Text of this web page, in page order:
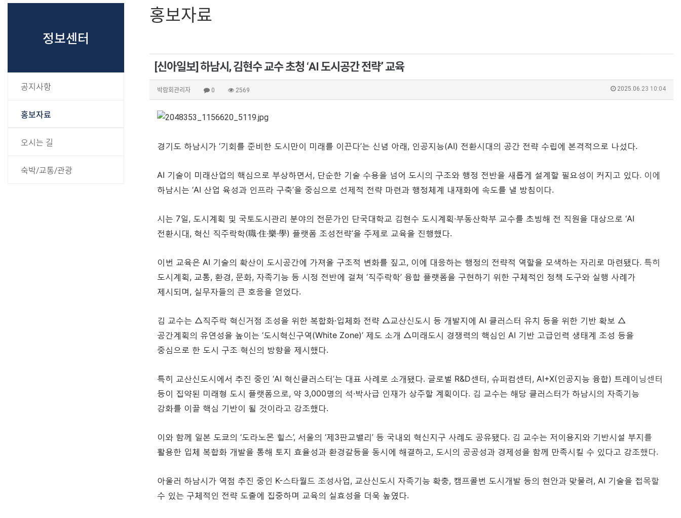
정보센터
공지사항
홍보자료
오시는 길
숙박/교통/관광
홍보자료
[신아일보] 하남시, 김현수 교수 초청 ‘AI 도시공간 전략’ 교육
박람회관리자 0 2569 2025.06.23 10:04
경기도 하남시가 ‘기회를 준비한 도시만이 미래를 이끈다’는 신념 아래, 인공지능(AI) 전환시대의 공간 전략 수립에 본격적으로 나섰다.
AI 기술이 미래산업의 핵심으로 부상하면서, 단순한 기술 수용을 넘어 도시의 구조와 행정 전반을 새롭게 설계할 필요성이 커지고 있다. 이에
하남시는 ‘AI 산업 육성과 인프라 구축’을 중심으로 선제적 전략 마련과 행정체계 내재화에 속도를 낼 방침이다.
시는 7일, 도시계획 및 국토도시관리 분야의 전문가인 단국대학교 김현수 도시계획·부동산학부 교수를 초빙해 전 직원을 대상으로 ‘AI
전환시대, 혁신 직주락학(職‧住‧樂‧學) 플랫폼 조성전략’을 주제로 교육을 진행했다.
이번 교육은 AI 기술의 확산이 도시공간에 가져올 구조적 변화를 짚고, 이에 대응하는 행정의 전략적 역할을 모색하는 자리로 마련됐다. 특히
도시계획, 교통, 환경, 문화, 자족기능 등 시정 전반에 걸쳐 ‘직주락학’ 융합 플랫폼을 구현하기 위한 구체적인 정책 도구와 실행 사례가
제시되며, 실무자들의 큰 호응을 얻었다.
김 교수는 △직주락 혁신거점 조성을 위한 복합화·입체화 전략 △교산신도시 등 개발지에 AI 클러스터 유치 등을 위한 기반 확보 △
공간계획의 유연성을 높이는 ‘도시혁신구역(White Zone)’ 제도 소개 △미래도시 경쟁력의 핵심인 AI 기반 고급인력 생태계 조성 등을
중심으로 한 도시 구조 혁신의 방향을 제시했다.
특히 교산신도시에서 추진 중인 ‘AI 혁신클러스터’는 대표 사례로 소개됐다. 글로벌 R&D센터, 슈퍼컴센터, AI+X(인공지능 융합) 트레이닝센터
등이 집약된 미래형 도시 플랫폼으로, 약 3,000명의 석·박사급 인재가 상주할 계획이다. 김 교수는 해당 클러스터가 하남시의 자족기능
강화를 이끌 핵심 기반이 될 것이라고 강조했다.
이와 함께 일본 도쿄의 ‘도라노몬 힐스’, 서울의 ‘제3판교밸리’ 등 국내외 혁신지구 사례도 공유됐다. 김 교수는 저이용지와 기반시설 부지를
활용한 입체 복합화 개발을 통해 토지 효율성과 환경갈등을 동시에 해결하고, 도시의 공공성과 경제성을 함께 만족시킬 수 있다고 강조했다.
아울러 하남시가 역점 추진 중인 K-스타월드 조성사업, 교산신도시 자족기능 확충, 캠프콜번 도시개발 등의 현안과 맞물려, AI 기술을 접목할
수 있는 구체적인 전략 도출에 집중하며 교육의 실효성을 더욱 높였다.